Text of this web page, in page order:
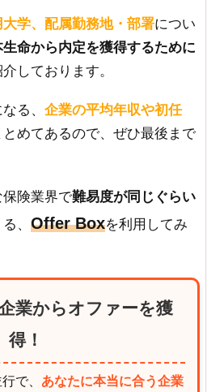
学、配属勤務地・部署につい
生命から内定を獲得するために
しております。
る、 企業の平均年収や初任
めてあるので、ぜひ最後まで
保険業界で難易度が同じぐらい
、 Offer Boxを利用してみ
業からオファーを獲
得！
で、 あなたに本当に合う企業